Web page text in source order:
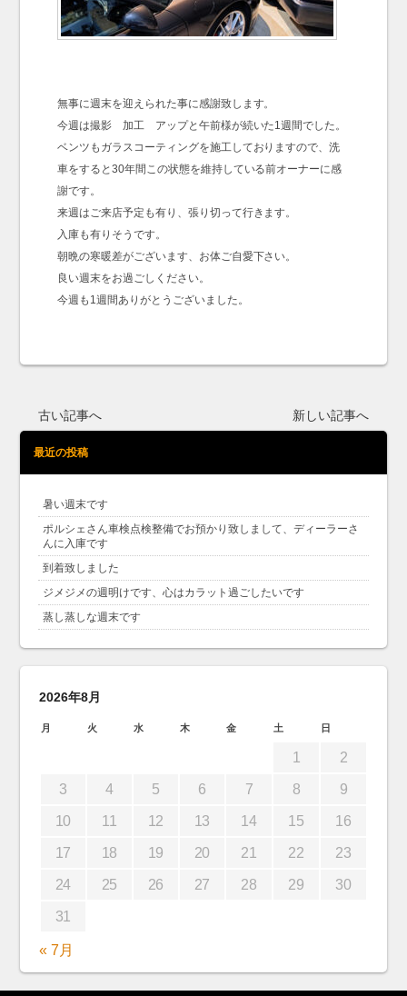
無事に週末を迎えられた事に感謝致します。
今週は撮影 加工 アップと午前様が続いた1週間でした。
ベンツもガラスコーティングを施工しておりますので、洗
車をすると30年間この状態を維持している前オーナーに感
謝です。
来週はご来店予定も有り、張り切って行きます。
入庫も有りそうです。
朝晩の寒暖差がございます、お体ご自愛下さい。
良い週末をお過ごしください。
今週も1週間ありがとうございました。
古い記事へ 新しい記事へ
最近の投稿
暑い週末です
ポルシェさん車検点検整備でお預かり致しまして、ディーラーさ
んに入庫です
到着致しました
ジメジメの週明けです、心はカラット過ごしたいです
蒸し蒸しな週末です
2026年8月
月 火 水 木 金 土 日
1 2
3 4 5 6 7 8 9
10 11 12 13 14 15 16
17 18 19 20 21 22 23
24 25 26 27 28 29 30
31
« 7月